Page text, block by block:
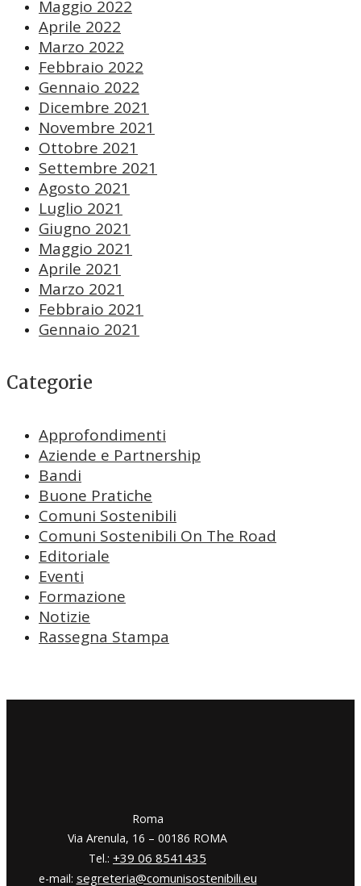
Maggio 2022
Aprile 2022
Marzo 2022
Febbraio 2022
Gennaio 2022
Dicembre 2021
Novembre 2021
Ottobre 2021
Settembre 2021
Agosto 2021
Luglio 2021
Giugno 2021
Maggio 2021
Aprile 2021
Marzo 2021
Febbraio 2021
Gennaio 2021
Categorie
Approfondimenti
Aziende e Partnership
Bandi
Buone Pratiche
Comuni Sostenibili
Comuni Sostenibili On The Road
Editoriale
Eventi
Formazione
Notizie
Rassegna Stampa
​​Roma
Via Arenula, 16 – 00186 ROMA
Tel.: +39 06 8541435
e-mail: segreteria@comunisostenibili.eu